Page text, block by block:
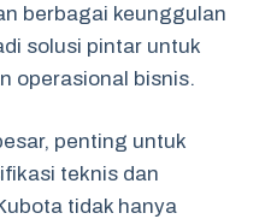
berbagai keunggulan
solusi pintar untuk
operasional bisnis.
penting untuk
teknis dan
tidak hanya